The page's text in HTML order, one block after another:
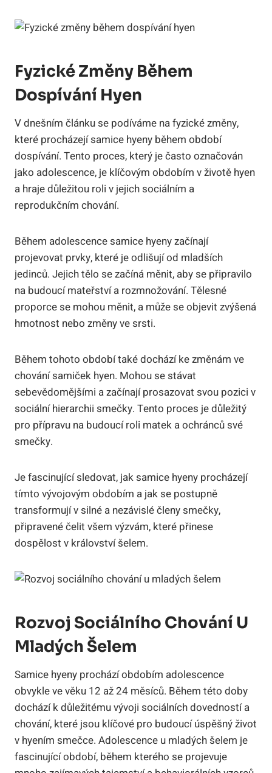
Fyzické Změny Během
Dospívání Hyen
V dnešním článku se podíváme na fyzické změny,
které procházejí samice hyeny během období
dospívání. Tento proces, který je často označován
jako adolescence, je klíčovým obdobím v životě hyen
a hraje důležitou roli v jejich sociálním a
reprodukčním chování.
Během adolescence samice hyeny začínají
projevovat prvky, které je odlišují od mladších
jedinců. Jejich tělo se začíná měnit, aby se připravilo
na budoucí mateřství a rozmnožování. Tělesné
proporce se mohou měnit, a může se objevit zvýšená
hmotnost nebo změny ve srsti.
Během tohoto období také dochází ke změnám ve
chování samiček hyen. Mohou se stávat
sebevědomějšími a začínají prosazovat svou pozici v
sociální hierarchii smečky. Tento proces je důležitý
pro přípravu na budoucí roli matek a ochránců své
smečky.
Je fascinující sledovat, jak samice hyeny procházejí
tímto vývojovým obdobím a jak se postupně
transformují v silné a nezávislé členy smečky,
připravené čelit všem výzvám, které přinese
dospělost v království šelem.
Rozvoj Sociálního Chování U
Mladých Šelem
Samice hyeny prochází obdobím adolescence
obvykle ve věku 12 až 24 měsíců. Během této doby
dochází k důležitému vývoji sociálních dovedností a
chování, které jsou klíčové pro budoucí úspěšný život
v hyením smečce. Adolescence u mladých šelem je
fascinující období, během kterého se projevuje